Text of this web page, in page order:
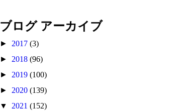
ブログ アーカイブ
► 2017 (3)
► 2018 (96)
► 2019 (100)
► 2020 (139)
▼ 2021 (152)